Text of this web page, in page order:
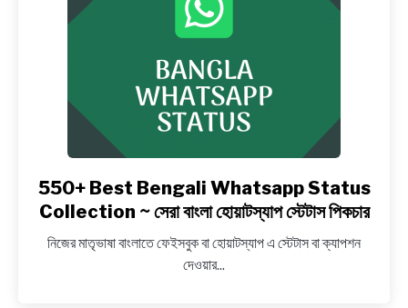
উক্তি
ও
~
Bengali
essay
Valentines
Day
link
to
Best
Bengali
550+ Best Bengali Whatsapp Status
Collection ~ সেরা বাংলা হোয়াটস্যাপ স্টেটাস পিকচার
নিজের মাতৃভাষা বাংলাতে ফেইসবুক বা হোয়াটস্যাপ এ স্টেটাস বা ক্যাপশন
দেওয়ার...